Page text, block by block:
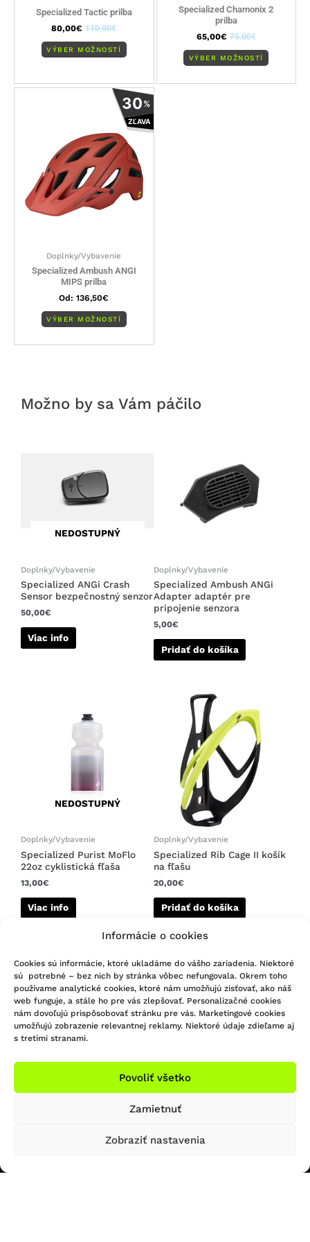
Informácie o cookies
Cookies sú informácie, ktoré ukladáme do vášho zariadenia. Niektoré
sú potrebné – bez nich by stránka vôbec nefungovala. Okrem toho
používame analytické cookies, ktoré nám umožňujú zisťovať, ako náš
web funguje, a stále ho pre vás zlepšovať. Personalizačné cookies
nám dovoľujú prispôsobovať stránku pre vás. Marketingové cookies
umožňujú zobrazenie relevantnej reklamy. Niektoré údaje zdieľame aj
s tretími stranami.
Povoliť všetko
Zamietnuť
Zobraziť nastavenia
Specialized Tactic prilba
80,00€ 110,00€
VÝBER MOŽNOSTÍ
Specialized Chamonix 2
prilba
65,00€ 75,00€
VÝBER MOŽNOSTÍ
30%
ZĽAVA
Doplnky/Vybavenie
Specialized Ambush ANGI
MIPS prilba
Od:136,50€
VÝBER MOŽNOSTÍ
Tento
produkt
má
viacero
variantov.
Možnosti
môžete
Možno by sa Vám páčilo
NEDOSTUPNÝ
Doplnky/Vybavenie
Specialized ANGi Crash
Sensor bezpečnostný senzor
50,00€
Viac info
Doplnky/Vybavenie
Specialized Ambush ANGi
Adapter adaptér pre
pripojenie senzora
5,00€
Pridať do košíka
NEDOSTUPNÝ
Doplnky/Vybavenie
Specialized Purist MoFlo
22oz cyklistická fľaša
13,00€
Viac info
Doplnky/Vybavenie
Specialized Rib Cage II košík
na fľašu
20,00€
Pridať do košíka
Sledujte nás na Facebooku
KONTAKTUJTE NÁS
Infolinka/Predajňa:
051 - 748 29 45
servis@bicigel.sk
Prešov 080 01
OTVÁRACIE HODINY